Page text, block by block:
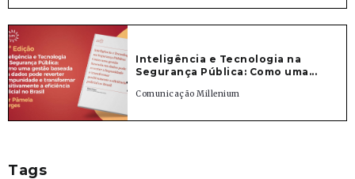
Inteligência e Tecnologia na
Segurança Pública: Como uma...
Comunicação Millenium
Tags